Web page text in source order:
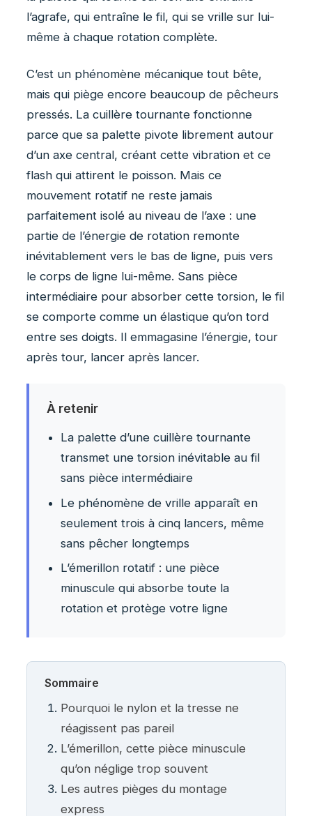
l’agrafe, qui entraîne le fil, qui se vrille sur lui-
même à chaque rotation complète.
C’est un phénomène mécanique tout bête,
mais qui piège encore beaucoup de pêcheurs
pressés. La cuillère tournante fonctionne
parce que sa palette pivote librement autour
d’un axe central, créant cette vibration et ce
flash qui attirent le poisson. Mais ce
mouvement rotatif ne reste jamais
parfaitement isolé au niveau de l’axe : une
partie de l’énergie de rotation remonte
inévitablement vers le bas de ligne, puis vers
le corps de ligne lui-même. Sans pièce
intermédiaire pour absorber cette torsion, le fil
se comporte comme un élastique qu’on tord
entre ses doigts. Il emmagasine l’énergie, tour
après tour, lancer après lancer.
À retenir
La palette d’une cuillère tournante
transmet une torsion inévitable au fil
sans pièce intermédiaire
Le phénomène de vrille apparaît en
seulement trois à cinq lancers, même
sans pêcher longtemps
L’émerillon rotatif : une pièce
minuscule qui absorbe toute la
rotation et protège votre ligne
Sommaire
Pourquoi le nylon et la tresse ne
réagissent pas pareil
L’émerillon, cette pièce minuscule
qu’on néglige trop souvent
Les autres pièges du montage
express